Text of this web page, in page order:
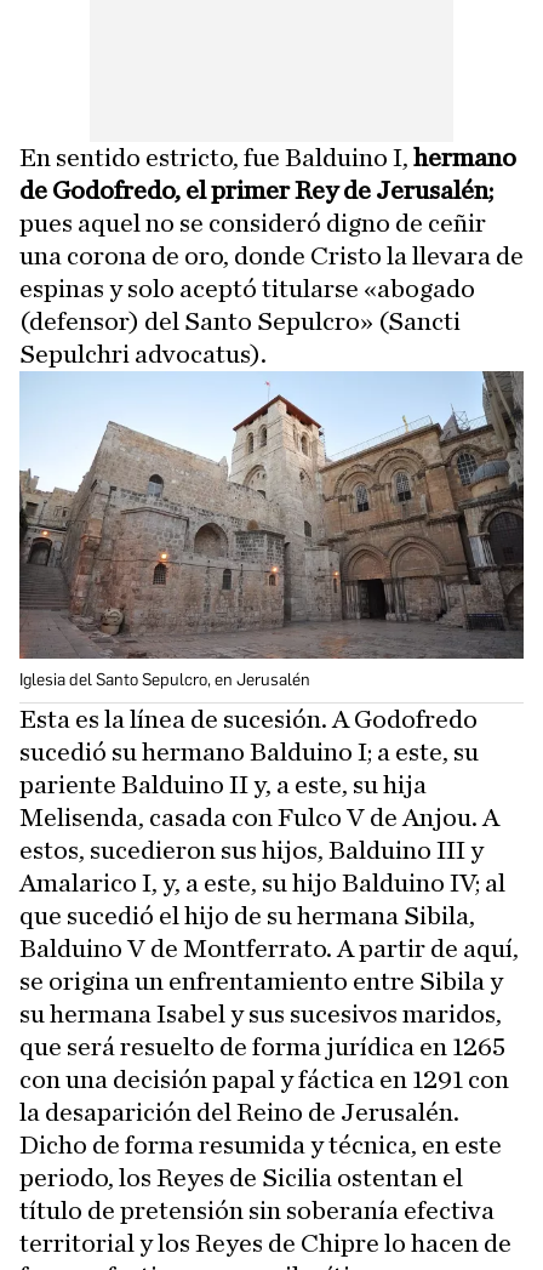
En sentido estricto, fue Balduino I, hermano
de Godofredo, el primer Rey de Jerusalén;
pues aquel no se consideró digno de ceñir
una corona de oro, donde Cristo la llevara de
espinas y solo aceptó titularse «abogado
(defensor) del Santo Sepulcro» (Sancti
Sepulchri advocatus).
Iglesia del Santo Sepulcro, en Jerusalén
Esta es la línea de sucesión. A Godofredo
sucedió su hermano Balduino I; a este, su
pariente Balduino II y, a este, su hija
Melisenda, casada con Fulco V de Anjou. A
estos, sucedieron sus hijos, Balduino III y
Amalarico I, y, a este, su hijo Balduino IV; al
que sucedió el hijo de su hermana Sibila,
Balduino V de Montferrato. A partir de aquí,
se origina un enfrentamiento entre Sibila y
su hermana Isabel y sus sucesivos maridos,
que será resuelto de forma jurídica en 1265
con una decisión papal y fáctica en 1291 con
la desaparición del Reino de Jerusalén.
Dicho de forma resumida y técnica, en este
periodo, los Reyes de Sicilia ostentan el
título de pretensión sin soberanía efectiva
territorial y los Reyes de Chipre lo hacen de